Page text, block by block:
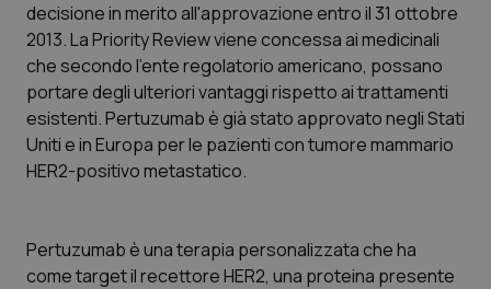
Basilicata
Calabria
Campania
Friuli Venezia Giulia
Artrite & artrosi
Asma & BPCO
Car-T
Dermatite Atopica
QS Club Newsletter
decisione in merito all'approvazione entro il 31 ottobre
2013. La Priority Review viene concessa ai medicinali
che secondo l’ente regolatorio americano, possano
portare degli ulteriori vantaggi rispetto ai trattamenti
esistenti. Pertuzumab è già stato approvato negli Stati
Uniti e in Europa per le pazienti con tumore mammario
HER2-positivo metastatico.
Pertuzumabè una terapia personalizzata che ha
come target il recettore HER2, una proteina presente